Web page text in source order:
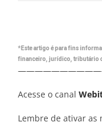
*Este artigo é para fins
financeiro, jurídico, tributário
Acesse o canal
Lembre de ativar as